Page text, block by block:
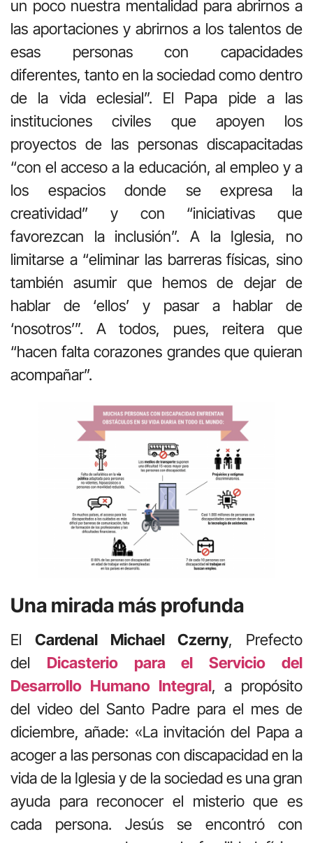
un poco nuestra mentalidad para abrirnos a
las aportaciones y abrirnos a los talentos de
esas personas con capacidades
diferentes, tanto en la sociedad como dentro
de la vida eclesial”. El Papa pide a las
instituciones civiles que apoyen los
proyectos de las personas discapacitadas
“con el acceso a la educación, al empleo y a
los espacios donde se expresa la
creatividad” y con “iniciativas que
favorezcan la inclusión”. A la Iglesia, no
limitarse a “eliminar las barreras físicas, sino
también asumir que hemos de dejar de
hablar de ‘ellos’ y pasar a hablar de
‘nosotros’”. A todos, pues, reitera que
“hacen falta corazones grandes que quieran
acompañar”.
Una mirada más profunda
El Cardenal Michael Czerny, Prefecto
del Dicasterio para el Servicio del
Desarrollo Humano Integral, a propósito
del video del Santo Padre para el mes de
diciembre, añade: «La invitación del Papa a
acoger a las personas con discapacidad en la
vida de la Iglesia y de la sociedad es una gran
ayuda para reconocer el misterio que es
cada persona. Jesús se encontró con